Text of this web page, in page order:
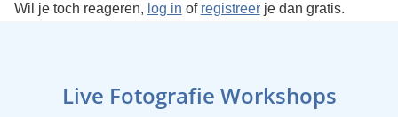
Wil je toch reageren, log in of registreerje dan gratis.
Live Fotografie Workshops